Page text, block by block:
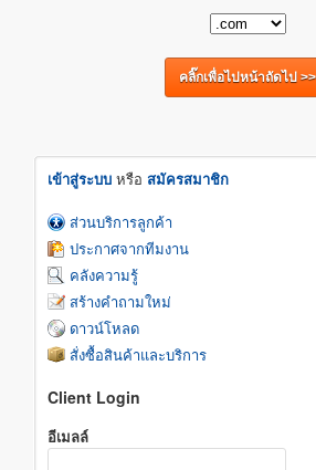
เข้าสู่ระบบ หรือ สมัครสมาชิก
ส่วนบริการลูกค้า
ประกาศจากทีมงาน
คลังความรู้
สร้างคำถามใหม่
ดาวน์โหลด
สั่งซื้อสินค้าและบริการ
Client Login
อีเมลล์